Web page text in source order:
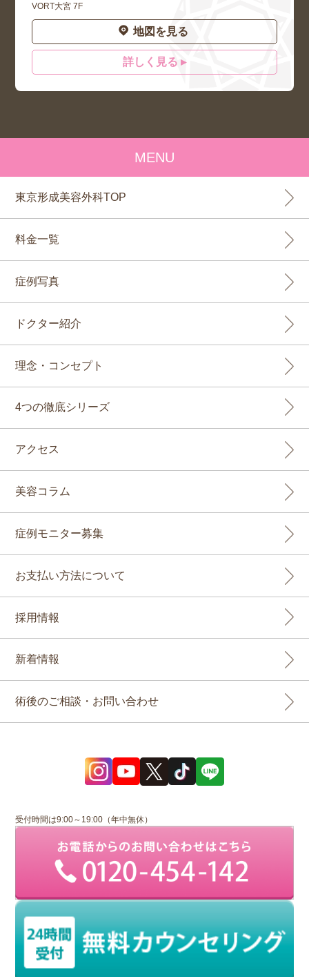
VORT大宮 7F
地図を見る
詳しく見る ▸
MENU
東京形成美容外科TOP
料金一覧
症例写真
ドクター紹介
理念・コンセプト
4つの徹底シリーズ
アクセス
美容コラム
症例モニター募集
お支払い方法について
採用情報
新着情報
術後のご相談・お問い合わせ
受付時間は9:00～19:00（年中無休）